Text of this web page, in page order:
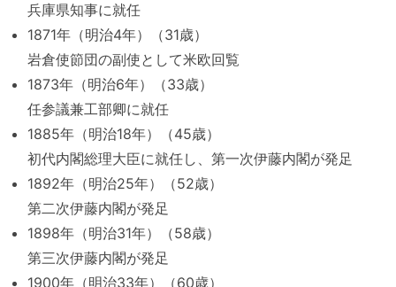
兵庫県知事に就任
1871年（明治4年）（31歳）
岩倉使節団の副使として米欧回覧
1873年（明治6年）（33歳）
任参議兼工部卿に就任
1885年（明治18年）（45歳）
初代内閣総理大臣に就任し、第一次伊藤内閣が発足
1892年（明治25年）（52歳）
第二次伊藤内閣が発足
1898年（明治31年）（58歳）
第三次伊藤内閣が発足
1900年（明治33年）（60歳）